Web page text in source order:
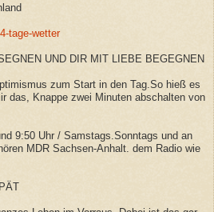
tage-wetter
UND DIR MIT LIEBE BEGEGNEN
zum Start in den Tag.So hieß es
das, Knappe zwei Minuten abschalten von
9:50 Uhr / Samstags.Sonntags und an
MDR Sachsen-Anhalt. dem Radio wie